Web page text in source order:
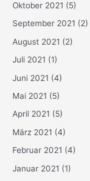
Oktober 2021 (5)
September 2021 (2)
August 2021 (2)
Juli 2021 (1)
Juni 2021 (4)
Mai 2021 (5)
April 2021 (5)
März 2021 (4)
Februar 2021 (4)
Januar 2021 (1)